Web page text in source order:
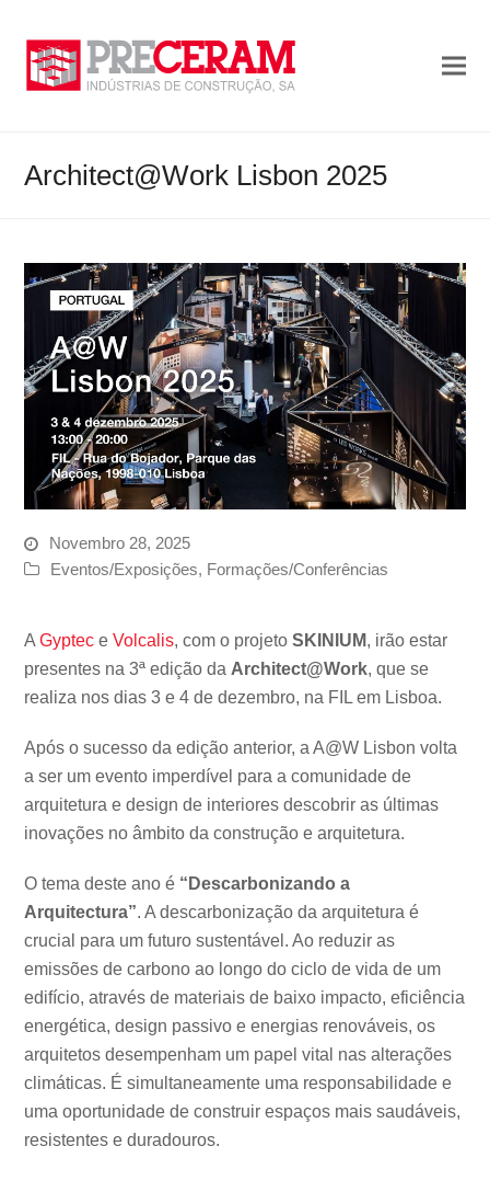
Architect@Work Lisbon 2025
Novembro 28, 2025
Eventos/Exposições, Formações/Conferências
AGyptec eVolcalis, com o projetoSKINIUM, irão estar
presentes na 3ª edição da Architect@Work, que se
realiza nos dias 3 e 4 de dezembro, na FIL em Lisboa.
Após o sucesso da edição anterior, a A@W Lisbon volta
a ser um evento imperdível para a comunidade de
arquitetura e design de interiores descobrir as últimas
inovações no âmbito da construção e arquitetura.
O tema deste ano é “Descarbonizando a
Arquitectura”. A descarbonização da arquitetura é
crucial para um futuro sustentável. Ao reduzir as
emissões de carbono ao longo do ciclo de vida de um
edifício, através de materiais de baixo impacto, eficiência
energética, design passivo e energias renováveis, os
arquitetos desempenham um papel vital nas alterações
climáticas. É simultaneamente uma responsabilidade e
uma oportunidade de construir espaços mais saudáveis,
resistentes e duradouros.